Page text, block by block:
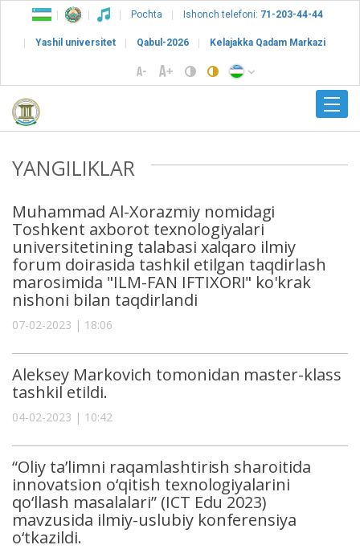
Pochta Ishonch telefoni: 71-203-44-44
Yashil universitet Qabul-2026 Kelajakka Qadam Markazi
YANGILIKLAR
Muhammad Al-Xorazmiy nomidagi
Toshkent axborot texnologiyalari
universitetining talabasi xalqaro ilmiy
forum doirasida tashkil etilgan taqdirlash
marosimida "ILM-FAN IFTIXORI" ko'krak
nishoni bilan taqdirlandi
07-02-2023 | 18:06
Aleksey Markovich tomonidan master-klass
tashkil etildi.
04-02-2023 | 10:42
“Oliy ta’limni raqamlashtirish sharoitida
innovatsion o‘qitish tеxnologiyalarini
qo‘llash masalalari” (ICT Edu 2023)
mavzusida ilmiy-uslubiy konfеrеnsiya
o‘tkazildi.